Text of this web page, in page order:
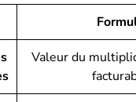
Valeur du